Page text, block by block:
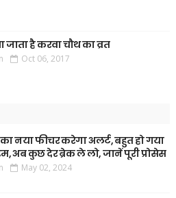
है करवा चौथ का व्रत
Oct 06, 2017
नया फीचर करेगा अलर्ट, बहुत हो गया
अब कुछ देर ब्रेक ले लो, जानें पूरी प्रोसेस
May 02, 2024